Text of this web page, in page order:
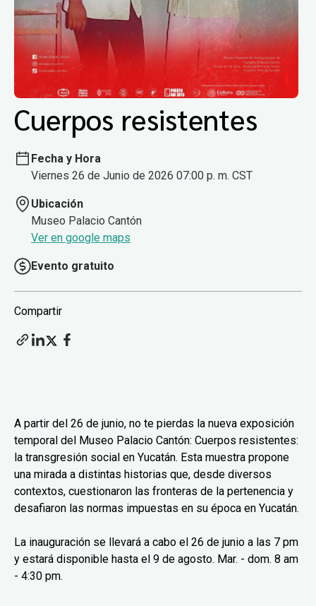
Cuerpos resistentes
Fecha y Hora
Viernes 26 de Junio de 2026 07:00 p. m. CST
Ubicación
Museo Palacio Cantón
Ver en google maps
Evento gratuito
Compartir
A partir del 26 de junio, no te pierdas la nueva exposición
temporal del Museo Palacio Cantón: Cuerpos resistentes:
la transgresión social en Yucatán. Esta muestra propone
una mirada a distintas historias que, desde diversos
contextos, cuestionaron las fronteras de la pertenencia y
desafiaron las normas impuestas en su época en Yucatán.
La inauguración se llevará a cabo el 26 de junio a las 7 pm
y estará disponible hasta el 9 de agosto. Mar. - dom. 8 am
- 4:30 pm.